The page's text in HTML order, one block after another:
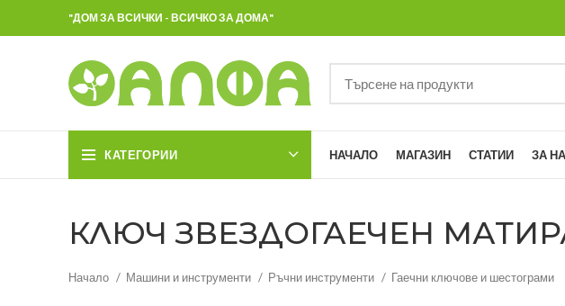
"ДОМ ЗА ВСИЧКИ - ВСИЧКО ЗА ДОМА"
КАТЕГОРИИ НАЧАЛО МАГАЗИН СТАТИИ ЗА
КЛЮЧ ЗВЕЗДОГАЕЧЕН
Начало Машини и инструменти Ръчни инструменти Гаечни ключове и шестограми